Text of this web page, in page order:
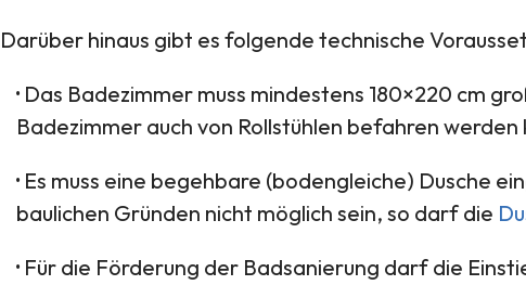
Darüber hinaus gibt es folgende technische
· Das Badezimmer muss mindestens 180×220 cm
Badezimmer auch von Rollstühlen befahren werden
· Es muss eine begehbare (bodengleiche) Dusche
baulichen Gründen nicht möglich sein, so darf die
· Für die Förderung der Badsanierung darf die